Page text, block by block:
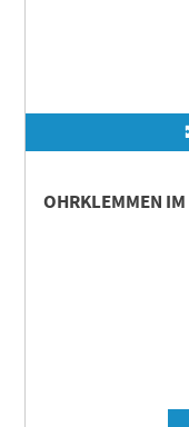
OHRKLEMMEN